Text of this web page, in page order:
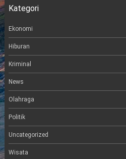
t
r
a
Kategori
Ekonomi
Hiburan
Kriminal
News
Olahraga
Politik
Uncategorized
Wisata